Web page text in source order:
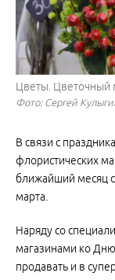
Цветы. Цветочный
Фото: Сергей
В связи с
флористических
ближайший месяц
марта.
Наряду со
магазинами ко
продавать и в